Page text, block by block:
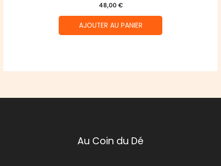
48,00 €
AJOUTER AU PANIER
Au Coin du Dé